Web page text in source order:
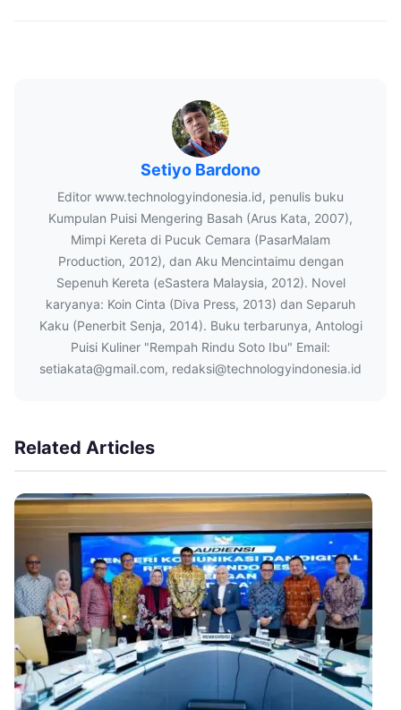
Setiyo Bardono
Editor www.technologyindonesia.id, penulis buku
Kumpulan Puisi Mengering Basah (Arus Kata, 2007),
Mimpi Kereta di Pucuk Cemara (PasarMalam
Production, 2012), dan Aku Mencintaimu dengan
Sepenuh Kereta (eSastera Malaysia, 2012). Novel
karyanya: Koin Cinta (Diva Press, 2013) dan Separuh
Kaku (Penerbit Senja, 2014). Buku terbarunya, Antologi
Puisi Kuliner "Rempah Rindu Soto Ibu" Email:
setiakata@gmail.com, redaksi@technologyindonesia.id
Related Articles